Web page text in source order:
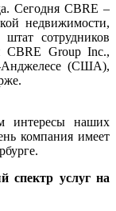
Сегодня CBRE –
недвижимости,
сотрудников
CBRE Group Inc.,
Анджелесе (США),
интересы наших
компания имеет
спектр услуг на